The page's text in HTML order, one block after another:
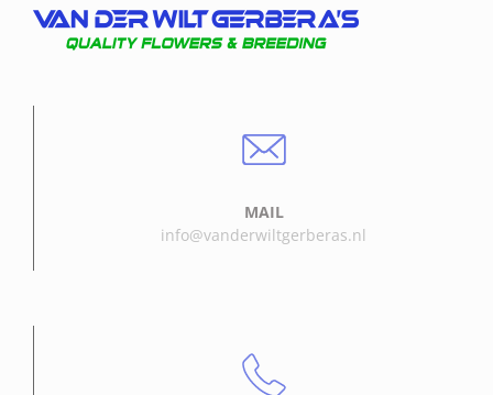
MAIL
info@vanderwiltgerberas.nl